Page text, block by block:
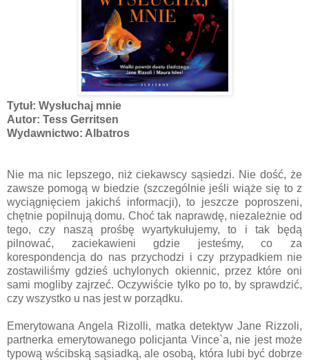
Tytuł: Wysłuchaj mnie
Autor: Tess Gerritsen
Wydawnictwo: Albatros
Nie ma nic lepszego, niż ciekawscy sąsiedzi. Nie dość, że
zawsze pomogą w biedzie (szczególnie jeśli wiąże się to z
wyciągnięciem jakichś informacji), to jeszcze poproszeni,
chętnie popilnują domu. Choć tak naprawdę, niezależnie od
tego, czy naszą prośbę wyartykułujemy, to i tak będą
pilnować, zaciekawieni gdzie jesteśmy, co za
korespondencja do nas przychodzi i czy przypadkiem nie
zostawiliśmy gdzieś uchylonych okiennic, przez które oni
sami mogliby zajrzeć. Oczywiście tylko po to, by sprawdzić,
czy wszystko u nas jest w porządku.
Emerytowana Angela Rizolli, matka detektyw Jane Rizzoli,
partnerka emerytowanego policjanta Vince`a, nie jest może
typową wścibską sąsiadką, ale osobą, która lubi być dobrze